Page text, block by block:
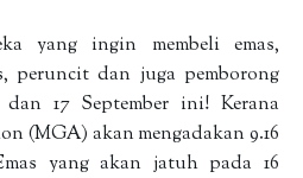
yang ingin membeli emas,
peruncit dan juga pemborong
17 September ini! Kerana
(MGA) akan mengadakan 9.16
yang akan jatuh pada 16